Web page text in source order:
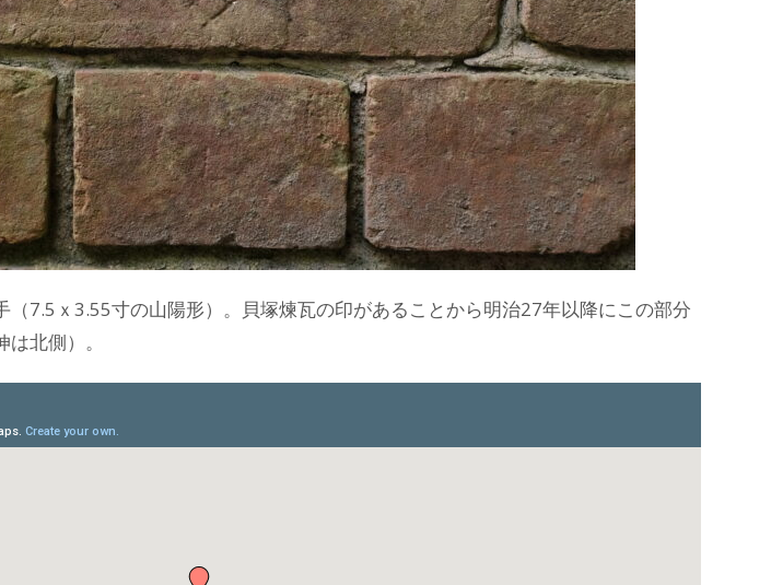
7.5ｘ3.55寸の山陽形）。貝塚煉瓦の印があることから明治27年以降にこの部分
北側）。